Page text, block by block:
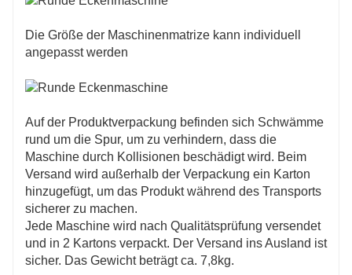
Die Größe der Maschinenmatrize kann individuell
angepasst werden
Auf der Produktverpackung befinden sich Schwämme
rund um die Spur, um zu verhindern, dass die
Maschine durch Kollisionen beschädigt wird. Beim
Versand wird außerhalb der Verpackung ein Karton
hinzugefügt, um das Produkt während des Transports
sicherer zu machen.
Jede Maschine wird nach Qualitätsprüfung versendet
und in 2 Kartons verpackt. Der Versand ins Ausland ist
sicher. Das Gewicht beträgt ca. 7,8kg.